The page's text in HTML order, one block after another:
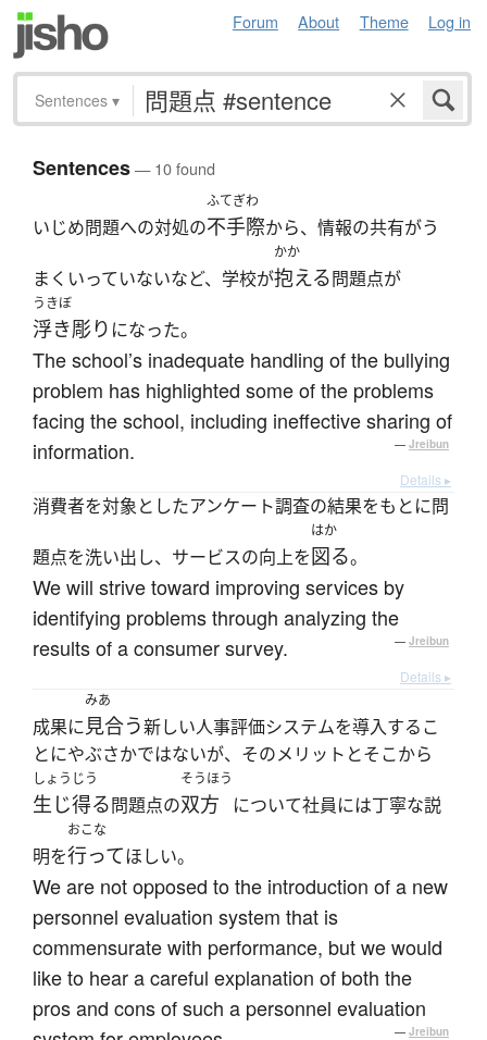
Forum About Theme Log in
Sentences ▾
Sentences— 10 found
いじめ問題への対処の
ふてぎわ
不手際から、情報の共有がう
まくいっていないなど、学校が
かか
抱える問題点が
うきぼ
浮き彫り になった。
The school’s inadequate handling of the bullying
problem has highlighted some of the problems
facing the school, including ineffective sharing of
information.
— Jreibun
Details ▸
消費者を対象としたアンケート調査の結果をもとに問
題点を洗い出し、サービスの向上を
はか
図る。
We will strive toward improving services by
identifying problems through analyzing the
results of a consumer survey.
— Jreibun
Details ▸
成果に
みあ
見合う新しい人事評価システムを導入するこ
とにやぶさかではないが、そのメリットとそこから
しょうじう
生じ得る問題点の
そうほう
双方 について社員には丁寧な説
明を
おこな
行ってほしい。
We are not opposed to the introduction of a new
personnel evaluation system that is
commensurate with performance, but we would
like to hear a careful explanation of both the
pros and cons of such a personnel evaluation
— Jreibun